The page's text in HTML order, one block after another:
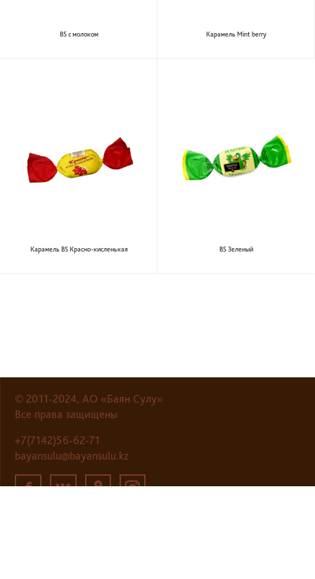
BS с молоком Карамель Mint berry
Карамель BS Красно-кисленькая BS Зеленый
© 2011-2024, АО «Баян Сулу»
Все права защищены
+7(7142)56-62-71
bayansulu@bayansulu.kz